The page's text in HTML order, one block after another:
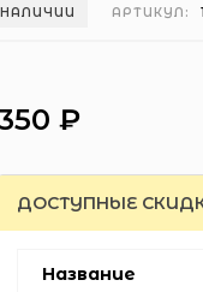
АРТИКУЛ:
₽
ДОСТУПНЫЕ
Название